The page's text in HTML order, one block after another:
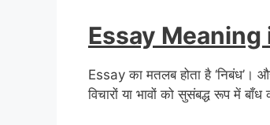
Essay Meaning
Essay का मतलब होता है ‘निबंध’।
विचारों या भावों को सुसंबद्ध रूप में